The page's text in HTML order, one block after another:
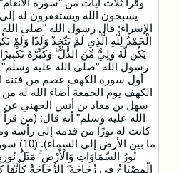
وقرأ ثلاث آيات من "سورة
الإسراء: قال رسول الله "صلى
الْحَمْدُ لِلَّهِ الَّذِي لَمْ يَتَّخِذْ وَلَدًا
رسول الله "صلى الله عليه
أول سورة الكهف عصم من فتنة
الكهف يوم الجمعة أضاء الله له
سهل بن معاذ بن أنس الجهني عن
الله عليه وسلم" أنه قال: (من
كانت له نورًا من قدمه إلى رأسه
نُورُ السَّمَاوَاتِ وَالْأَرْضِ ۚ مَثَلُ
الْمِصْبَاحُ فِي زُجَاجَةٍ ۖ الزُّجَاجَةُ